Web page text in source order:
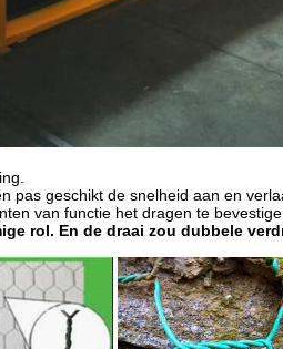
pas geschikt de snelheid aan en
van functie het dragen te
rol. En de draai zou dubbele